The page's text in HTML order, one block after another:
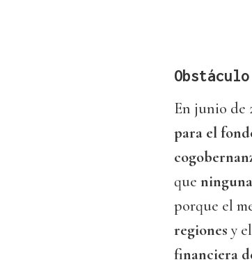
Obstáculo
En junio de
para el
que
porque el
regiones y
financiera